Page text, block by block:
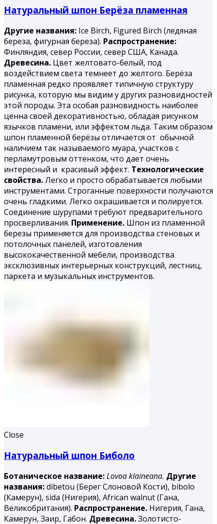
Натуральный шпон Берёза пламенная
Другие названия: Ice Birch, Figured Birch (ледяная
береза, фигурная береза). Распространение:
Финляндия, север России, север США, Канада.
Древесина. Цвет желтовато-белый, под
воздействием света темнеет до желтого. Берёза
пламенная редко проявляет типичную структуру
рисунка, которую мы видим у других разновидностей
этой породы. Эта особая разновидность наиболее
ценна своей декоративностью, обладая рисунком
язычков пламени, или эффектом льда. Таким образом
шпон пламенной берёзы отличается от обычной
наличием так называемого муара, участков с
перламутровым оттенком, что дает очень
интересный и красивый эффект. Технологические
свойства.Легко и просто обрабатывается любыми
инструментами. Строганные поверхности получаются
очень гладкими. Легко окрашивается и полируется.
Соединение шурупами требуют предварительного
просверливания. Применение. Шпон из пламенной
березы применяется для производства стеновых и
потолочных панелей, изготовления
высококачественной мебели, производства
эксклюзивных интерьерных конструкций, лестниц,
паркета и музыкальных инструментов.
Close
Натуральный шпон Биболо
Ботаническое название:Lovoa klaineana. Другие
названия:dibetou (Берег Слоновой Кости), bibolo
(Камерун), sida (Нигерия), African walnut (Гана,
Великобритания). Распространение. Нигерия, Гана,
Камерун, Заир, Габон. Древесина.Золотисто-